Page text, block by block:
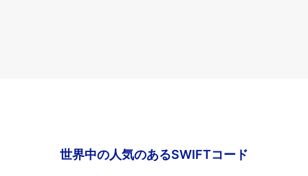
世界中の人気のあるSWIFTコード